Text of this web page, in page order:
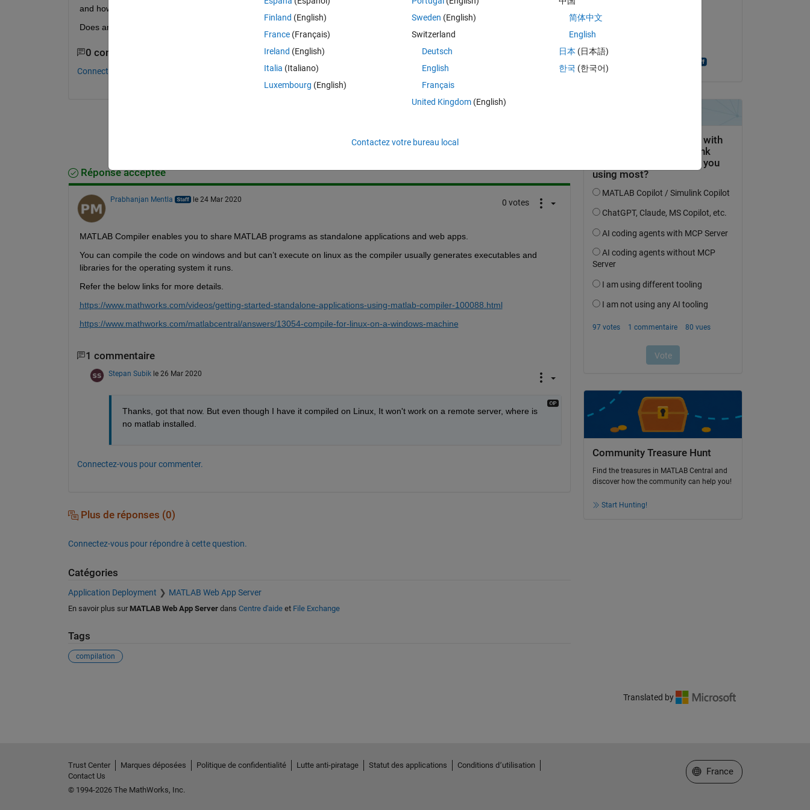
and how to compile the code on my windows to be executable on a linux remote computer.
Does anybody know how to do that? Or is there any manual I am missing?
0 commentaires
Connectez-vous pour commenter.
PartagerConnectez-vous pour suivre l’activité
Réponse acceptée
Prabhanjan Mentla le 24 Mar 2020 0 votes
MATLAB Compiler enables you to share MATLAB programs as standalone applications and web apps.
You can compile the code on windows and but can’t execute on linux as the compiler usually generates executables and
libraries for the operating system it runs.
Refer the below links for more details.
https://www.mathworks.com/videos/getting-started-standalone-applications-using-matlab-compiler-100088.html
https://www.mathworks.com/matlabcentral/answers/13054-compile-for-linux-on-a-windows-machine
1 commentaire
Stepan Subik le 26 Mar 2020
Thanks, got that now. But even though I have it compiled on Linux, It won't work on a remote server, where is
no matlab installed.
Connectez-vous pour commenter.
Plus de réponses (0)
Connectez-vous pour répondre à cette question.
Catégories
Application Deployment MATLAB Web App Server
En savoir plus sur MATLAB Web App Serverdans Centre d'aideet File Exchange
Tags
compilation
le 26 Mar 2020
Acceptée :
Community Treasure Hunt
Find the treasures in MATLAB Central and
discover how the community can help you!
Start Hunting!
Translated by
Finland (English)
France (Français)
Ireland (English)
Italia (Italiano)
Luxembourg (English)
Sweden (English)
Switzerland
Deutsch
English
Français
United Kingdom(English)
简体中文
English
日本 (日本語)
한국 (한국어)
Contactez votre bureau local
Trust Center Marques déposées Politique de confidentialité Lutte anti-piratage Statut des applications
Conditions d՚utilisation
Contact Us
© 1994-2026 The MathWorks, Inc.
Sélectionner un site web
France